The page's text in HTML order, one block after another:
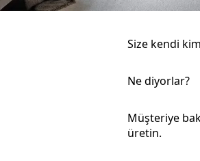
Size kendi
Ne diyorlar?
Müşteriye
üretin.